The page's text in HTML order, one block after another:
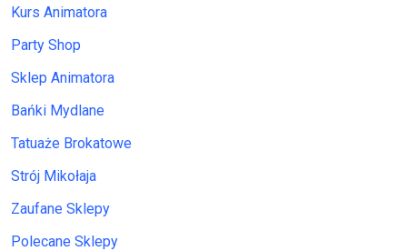
Kurs Animatora
Party Shop
Sklep Animatora
Bańki Mydlane
Tatuaże Brokatowe
Strój Mikołaja
Zaufane Sklepy
Polecane Sklepy